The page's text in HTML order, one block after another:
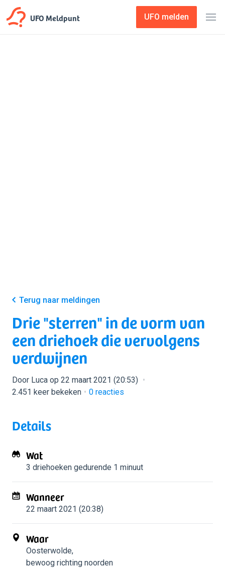
UFO Meldpunt UFO melden
Terug naar meldingen
Drie "sterren" in de vorm van
een driehoek die vervolgens
verdwijnen
Door Luca op 22 maart 2021 (20:53)
2.451 keer bekeken
0 reacties
Details
Wat
3 driehoeken gedurende 1 minuut
Wanneer
22 maart 2021 (20:38)
Waar
Oosterwolde,
bewoog richting noorden